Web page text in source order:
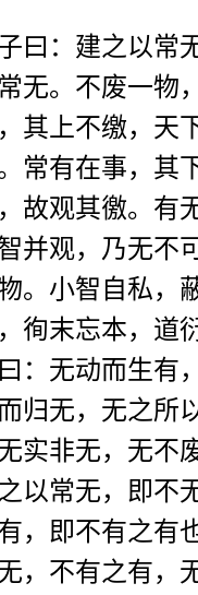
曰：建之以常
无。不废一物
其上不缴，天
常有在事，其
故观其徼。有
并观，乃无不
。小智自私，
徇末忘本，道
：无动而生有
归无，无之所
实非无，无不
以常无，即不
，即不有之有
，不有之有，